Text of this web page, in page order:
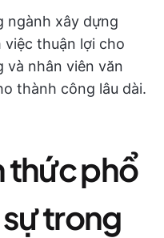
ngành xây dựng
thuận lợi cho
và nhân viên văn
thành công lâu dài.
thức phổ
trong